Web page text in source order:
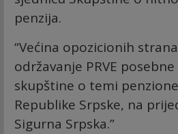
penzija.
“Većina opozicionih
održavanje PRVE
skupštine o temi
Republike Srpske, na
Sigurna Srpska.”